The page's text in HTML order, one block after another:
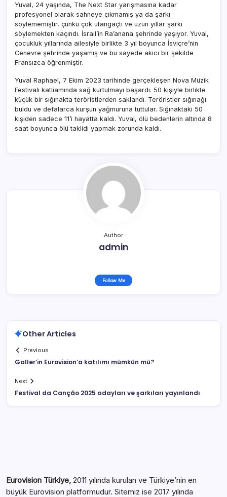
Yuval, 24 yaşında, The Next Star yarışmasına kadar
profesyonel olarak sahneye çıkmamış ya da şarkı
söylememiştir, çünkü çok utangaçtı ve uzun yıllar şarkı
söylemekten kaçındı. İsrail’in Ra’anana şehrinde yaşıyor. Yuval,
çocukluk yıllarında ailesiyle birlikte 3 yıl boyunca İsviçre’nin
Cenevre şehrinde yaşamış ve bu sayede akıcı bir şekilde
Fransızca öğrenmiştir.
Yuval Raphael, 7 Ekim 2023 tarihinde gerçekleşen Nova Müzik
Festivali katliamında sağ kurtulmayı başardı. 50 kişiyle birlikte
küçük bir sığınakta teröristlerden saklandı. Teröristler sığınağı
buldu ve defalarca kurşun yağmuruna tuttular. Sığınaktaki 50
kişiden sadece 11’i hayatta kaldı. Yuval, ölü bedenlerin altında 8
saat boyunca ölü taklidi yapmak zorunda kaldı.
Author
admin
Follow Me
Other Articles
Previous
Galler’in Eurovision’a katılımı mümkün mü?
Next
Festival da Canção 2025 adayları ve şarkıları yayınlandı
Eurovision Türkiye, 2011 yılında kurulan ve Türkiye’nin en
büyük Eurovision platformudur. Sitemiz ise 2017 yılında